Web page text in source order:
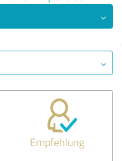
Empfehlung